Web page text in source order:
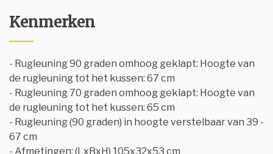
Kenmerken
- Rugleuning 90 graden omhoog geklapt: Hoogte van
de rugleuning tot het kussen: 67 cm
- Rugleuning 70 graden omhoog geklapt: Hoogte van
de rugleuning tot het kussen: 65 cm
- Rugleuning (90 graden) in hoogte verstelbaar van 39 -
67 cm
- Afmetingen: (LxBxH) 105x32x53 cm